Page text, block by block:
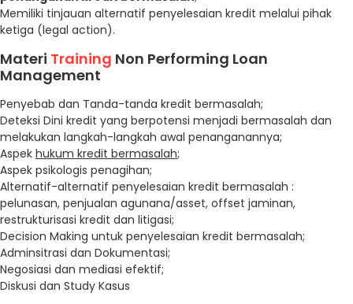
Memiliki tinjauan alternatif penyelesaian kredit melalui pihak
ketiga (legal action).
Materi Training Non Performing Loan
Management
Penyebab dan Tanda-tanda kredit bermasalah;
Deteksi Dini kredit yang berpotensi menjadi bermasalah dan
melakukan langkah-langkah awal penanganannya;
Aspek hukum kredit bermasalah;
Aspek psikologis penagihan;
Alternatif-alternatif penyelesaian kredit bermasalah :
pelunasan, penjualan agunana/asset, offset jaminan,
restrukturisasi kredit dan litigasi;
Decision Making untuk penyelesaian kredit bermasalah;
Adminsitrasi dan Dokumentasi;
Negosiasi dan mediasi efektif;
Diskusi dan Study Kasus